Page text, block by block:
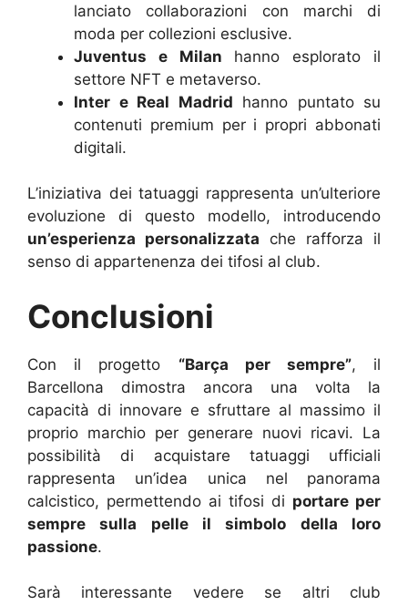
lanciato collaborazioni con marchi di
moda per collezioni esclusive.
Juventus e Milan hanno esplorato il
settore NFT e metaverso.
Inter e Real Madrid hanno puntato su
contenuti premium per i propri abbonati
digitali.
L’iniziativa dei tatuaggi rappresenta un’ulteriore
evoluzione di questo modello, introducendo
un’esperienza personalizzata che rafforza il
senso di appartenenza dei tifosi al club.
Conclusioni
Con il progetto “Barça per sempre”, il
Barcellona dimostra ancora una volta la
capacità di innovare e sfruttare al massimo il
proprio marchio per generare nuovi ricavi. La
possibilità di acquistare tatuaggi ufficiali
rappresenta un’idea unica nel panorama
calcistico, permettendo ai tifosi di portare per
sempre sulla pelle il simbolo della loro
passione.
Sarà interessante vedere se altri club